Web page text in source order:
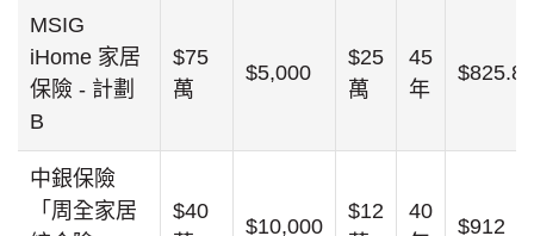
MSIG
iHome 家居
保險 - 計劃
B
$75
萬
$5,000
$25
萬
45
年
$825.83
中銀保險
「周全家居
$40
$10,000
$12
40
$912